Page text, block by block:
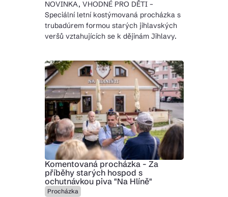
NOVINKA, VHODNÉ PRO DĚTI –
Speciální letní kostýmovaná procházka s
trubadúrem formou starých jihlavských
veršů vztahujících se k dějinám Jihlavy.
Komentovaná procházka - Za
příběhy starých hospod s
ochutnávkou piva "Na Hlíně"
Procházka